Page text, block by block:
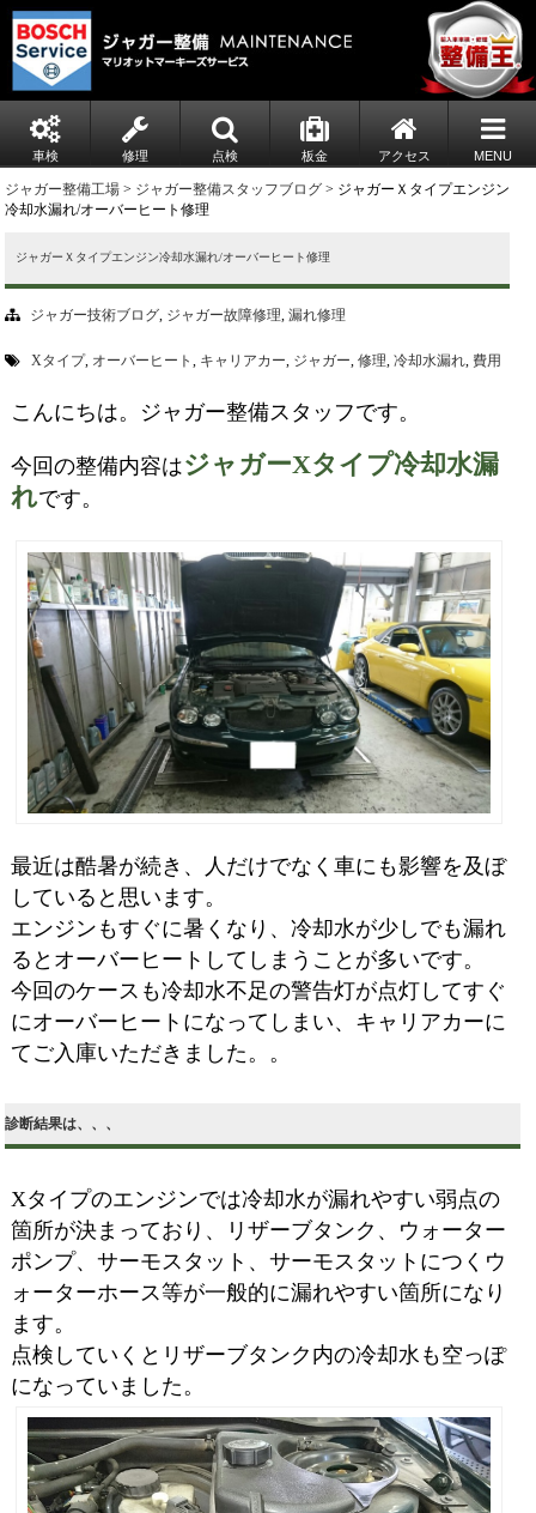
車検 修理 点検 板金 アクセス MENU
ジャガー整備工場 > ジャガー整備スタッフブログ > ジャガーＸタイプエンジン
冷却水漏れ/オーバーヒート修理
ジャガーＸタイプエンジン冷却水漏れ/オーバーヒート修理
ジャガー技術ブログ, ジャガー故障修理,漏れ修理
Xタイプ, オーバーヒート, キャリアカー, ジャガー,修理,冷却水漏れ,費用
こんにちは。ジャガー整備スタッフです。
今回の整備内容はジャガーXタイプ冷却水漏
れです。
最近は酷暑が続き、人だけでなく車にも影響を及ぼ
していると思います。
エンジンもすぐに暑くなり、冷却水が少しでも漏れ
るとオーバーヒートしてしまうことが多いです。
今回のケースも冷却水不足の警告灯が点灯してすぐ
にオーバーヒートになってしまい、キャリアカーに
てご入庫いただきました。。
診断結果は、、、
Xタイプのエンジンでは冷却水が漏れやすい弱点の
箇所が決まっており、リザーブタンク、ウォーター
ポンプ、サーモスタット、サーモスタットにつくウ
ォーターホース等が一般的に漏れやすい箇所になり
ます。
点検していくとリザーブタンク内の冷却水も空っぽ
になっていました。